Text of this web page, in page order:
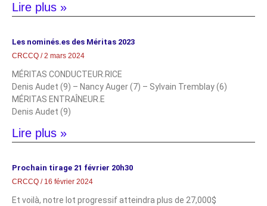
Lire plus »
Les nominés.es des Méritas 2023
CRCCQ 2 mars 2024
MÉRITAS CONDUCTEUR.RICE
Denis Audet (9) – Nancy Auger (7) – Sylvain Tremblay (6)
MÉRITAS ENTRAÎNEUR.E
Denis Audet (9)
Lire plus »
Prochain tirage 21 février 20h30
CRCCQ 16 février 2024
Et voilà, notre lot progressif atteindra plus de 27,000$